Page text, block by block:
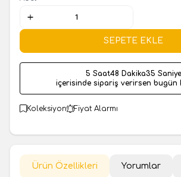
SEPETE EKLE
5 Saat48 Dakika34 Saniye
içerisinde sipariş verirsen bugün
Koleksiyon Fiyat Alarmı
Ürün Özellikleri Yorumlar